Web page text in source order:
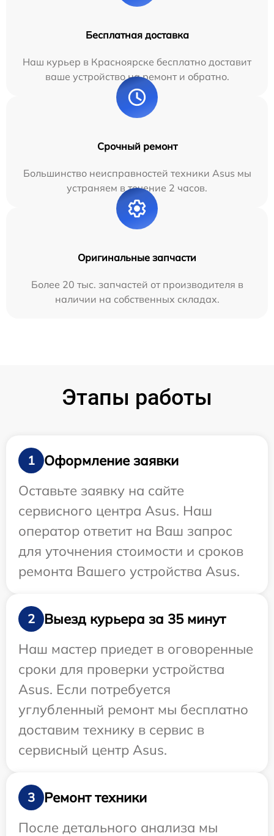
Бесплатная доставка
Наш курьер в Красноярске бесплатно доставит
ваше устройство на ремонт и обратно.
Срочный ремонт
Большинство неисправностей техники Asus мы
устраняем в течение 2 часов.
Оригинальные запчасти
Более 20 тыс. запчастей от производителя в
наличии на собственных складах.
Этапы работы
1
Оформление заявки
Оставьте заявку на сайте
сервисного центра Asus. Наш
оператор ответит на Ваш запрос
для уточнения стоимости и сроков
ремонта Вашего устройства Asus.
2
Выезд курьера за 35 минут
Наш мастер приедет в оговоренные
сроки для проверки устройства
Asus. Если потребуется
углубленный ремонт мы бесплатно
доставим технику в сервис в
сервисный центр Asus.
3
Ремонт техники
После детального анализа мы